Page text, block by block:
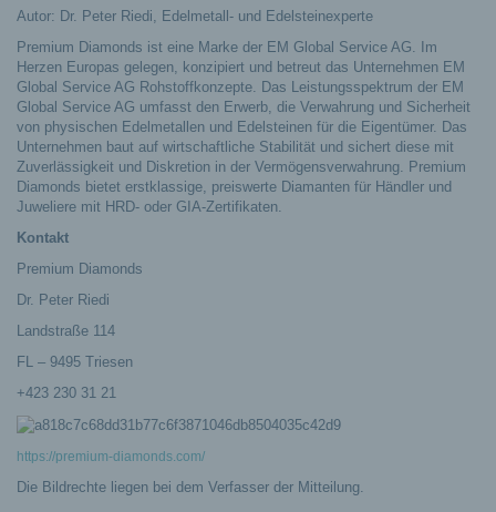
Autor: Dr. Peter Riedi, Edelmetall- und Edelsteinexperte
Premium Diamonds ist eine Marke der EM Global Service AG. Im
Herzen Europas gelegen, konzipiert und betreut das Unternehmen EM
Global Service AG Rohstoffkonzepte. Das Leistungsspektrum der EM
Global Service AG umfasst den Erwerb, die Verwahrung und Sicherheit
von physischen Edelmetallen und Edelsteinen für die Eigentümer. Das
Unternehmen baut auf wirtschaftliche Stabilität und sichert diese mit
Zuverlässigkeit und Diskretion in der Vermögensverwahrung. Premium
Diamonds bietet erstklassige, preiswerte Diamanten für Händler und
Juweliere mit HRD- oder GIA-Zertifikaten.
Kontakt
Premium Diamonds
Dr. Peter Riedi
Landstraße 114
FL – 9495 Triesen
+423 230 31 21
https://premium-diamonds.com/
Die Bildrechte liegen bei dem Verfasser der Mitteilung.